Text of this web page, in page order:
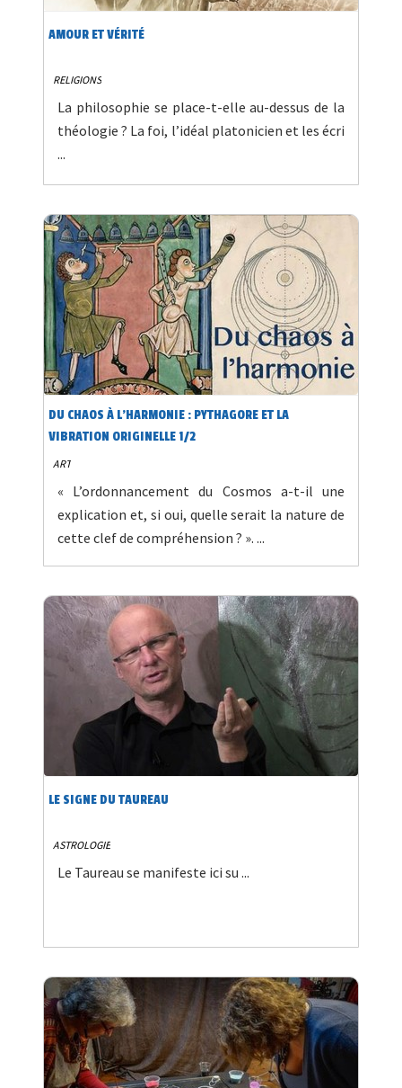
AMOUR ET VÉRITÉ
RELIGIONS
La philosophie se place-t-elle au-dessus de la
théologie ? La foi, l’idéal platonicien et les écri
...
DU CHAOS À L’HARMONIE : PYTHAGORE ET LA
VIBRATION ORIGINELLE 1/2
ART
« L’ordonnancement du Cosmos a-t-il une
explication et, si oui, quelle serait la nature de
cette clef de compréhension ? ». ...
LE SIGNE DU TAUREAU
ASTROLOGIE
Le Taureau se manifeste ici su ...